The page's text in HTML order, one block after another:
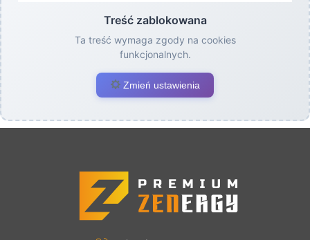
Treść zablokowana
Ta treść wymaga zgody na cookies
funkcjonalnych.
Zmień ustawienia